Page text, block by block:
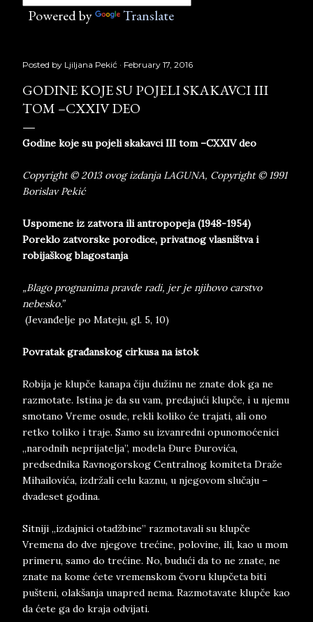
Powered by Translate
Posted by Ljiljana Pekić February 17, 2016
GODINE KOJE SU POJELI SKAKAVCI III
TOM –CXXIV DEO
Godine koje su pojeli skakavci III tom –CXXIV deo
Copyright © 2013 ovog izdanja LAGUNA, Copyright © 1991
Borislav Pekić
Uspomene iz zatvora ili antropopeja (1948-1954)
Poreklo zatvorske porodice, privatnog vlasništva i
robijaškog blagostanja
„Blago prognanima pravde radi, jer je njihovo carstvo
nebesko.”
(Jevanđelje po Mateju, gl. 5, 10)
Povratak građanskog cirkusa na istok
Robija je klupče kanapa čiju dužinu ne znate dok ga ne
razmotate. Istina je da su vam, predajući klupče, i u njemu
smotano Vreme osude, rekli koliko će trajati, ali ono
retko toliko i traje. Samo su izvanredni opunomoćenici
„narodnih neprijatelja”, modela Đure Đurovića,
predsednika Ravnogorskog Centralnog komiteta Draže
Mihailovića, izdržali celu kaznu, u njegovom slučaju –
dvadeset godina.
Sitniji „izdajnici otadžbine” razmotavali su klupče
Vremena do dve njegove trećine, polovine, ili, kao u mom
primeru, samo do trećine. No, budući da to ne znate, ne
znate na kome ćete vremenskom čvoru klupčeta biti
pušteni, olakšanja unapred nema. Razmotavate klupče kao
da ćete ga do kraja odvijati.